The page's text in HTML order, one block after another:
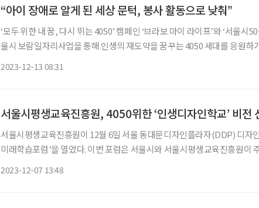
“아이 장애로 알게 된 세상 문턱, 봉사 활동으로 낮춰”
‘모두 위한 내 꿈, 다시 뛰는 4050’ 캠페인 ‘브라보 마이 라이프’와 ‘서울시50플러스재단’은 서
울시 보람일자리사업을 통해 인생의 재도약을 꿈꾸는 4050 세대를 응원하기 위해, ‘모두 위
2023-12-13 08:31
서울시평생교육진흥원, 4050위한 ‘인생디자인학교’ 비전
서울시평생교육진흥원이 12월 6일 서울 동대문디자인플라자(DDP) 디자
미래학습포럼’을 열었다. 이번 포럼은 서울시와 서울시평생교육진흥원이 주최한 것으로 ‘미
2023-12-07 13:48